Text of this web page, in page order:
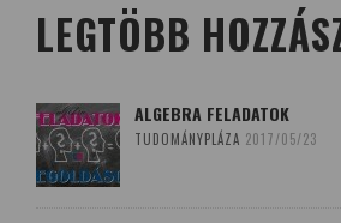
LEGTÖBB
ALGEBRA FELADATOK
TUDOMÁNYPLÁZA 2017/05/23